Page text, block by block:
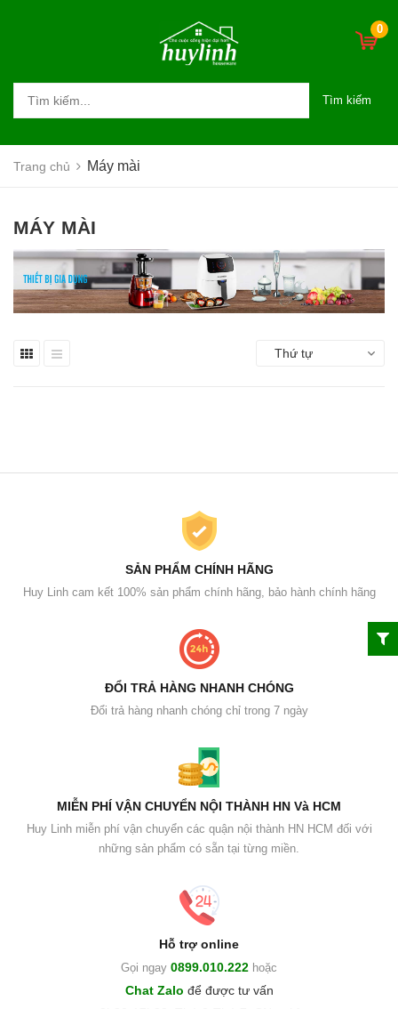
0
Tìm kiếm
Trang chủ Máy mài
MÁY MÀI
Thứ tự
SẢN PHẨM CHÍNH HÃNG
Huy Linh cam kết 100% sản phẩm chính hãng, bảo hành chính hãng
ĐỔI TRẢ HÀNG NHANH CHÓNG
Đổi trả hàng nhanh chóng chỉ trong 7 ngày
MIỄN PHÍ VẬN CHUYỂN NỘI THÀNH HN Và HCM
Huy Linh miễn phí vận chuyển các quận nội thành HN HCM đối với
những sản phẩm có sẵn tại từng miền.
Hỗ trợ online
Gọi ngay 0899.010.222 hoặc
Chat Zalo để được tư vấn